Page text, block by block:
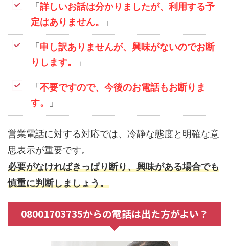
「 詳しいお話は分かりましたが、利用する予
定はありません。
」
「 申し訳ありませんが、興味がないのでお断
りします。
」
「 不要ですので、今後のお電話もお断りま
す。
」
営業電話に対する対応では、冷静な態度と明確な意
思表示が重要です。
必要がなければきっぱり断り、興味がある場合でも
慎重に判断しましょう。
08001703735からの電話は出た方がよい？